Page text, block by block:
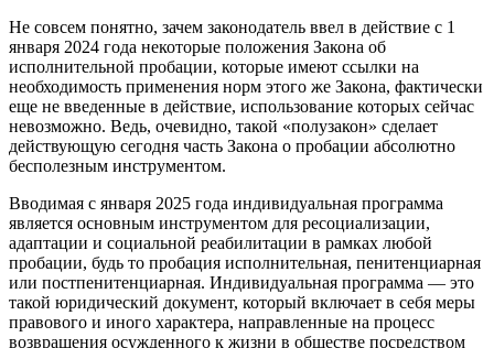
Не совсем понятно, зачем законодатель ввел в действие с 1
января 2024 года некоторые положения Закона об
исполнительной пробации, которые имеют ссылки на
необходимость применения норм этого же Закона, фактически
еще не введенные в действие, использование которых сейчас
невозможно. Ведь, очевидно, такой «полузакон» сделает
действующую сегодня часть Закона о пробации абсолютно
бесполезным инструментом.
Вводимая с января 2025 года индивидуальная программа
является основным инструментом для ресоциализации,
адаптации и социальной реабилитации в рамках любой
пробации, будь то пробация исполнительная, пенитенциарная
или постпенитенциарная. Индивидуальная программа — это
такой юридический документ, который включает в себя меры
правового и иного характера, направленные на процесс
возвращения осужденного к жизни в обществе посредством